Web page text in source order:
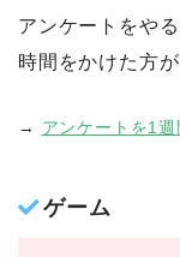
アンケートをや
時間をかけた方
→ アンケートを1
ゲーム